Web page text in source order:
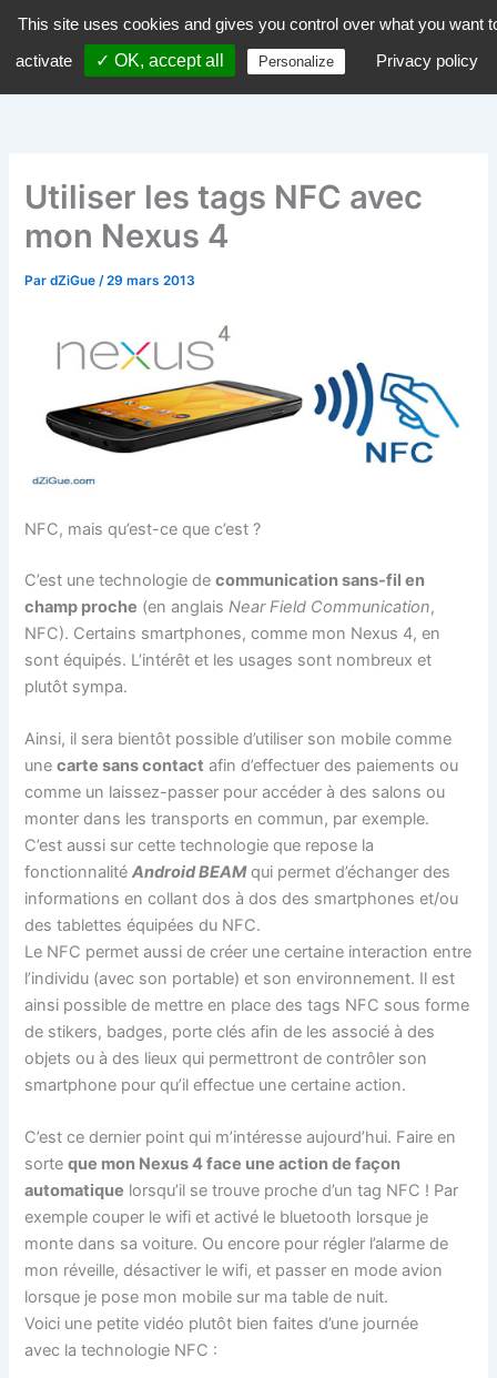
contenu
dZiGue
Utiliser les tags NFC avec
mon Nexus 4
PardZiGue/29 mars 2013
NFC, mais qu’est-ce que c’est ?
C’est une technologie decommunication sans-fil en
champ proche (en anglais Near Field Communication,
NFC). Certains smartphones, comme mon Nexus 4, en
sont équipés. L’intérêt et les usages sont nombreux et
plutôt sympa.
Ainsi, il sera bientôt possible d’utiliser son mobile comme
unecarte sans contact afin d’effectuer des paiements ou
comme un laissez-passer pour accéder à des salons ou
monter dans les transports en commun, par exemple.
C’est aussi sur cette technologie que repose la
fonctionnalitéAndroid BEAMqui permet d’échanger des
informations en collant dos à dos des smartphones et/ou
des tablettes équipées du NFC.
Le NFC permet aussi de créer une certaine interaction entre
l’individu (avec son portable) et son environnement. Il est
ainsi possible de mettre en place des tags NFC sous forme
de stikers, badges, porte clés afin de les associé à des
objets ou à des lieux qui permettront de contrôler son
smartphone pour qu’il effectue une certaine action.
C’est ce dernier point qui m’intéresse aujourd’hui. Faire en
sorteque mon Nexus 4 face une action de façon
automatique lorsqu’il se trouve proche d’un tag NFC ! Par
exemple couper le wifi et activé le bluetooth lorsque je
monte dans sa voiture. Ou encore pour régler l’alarme de
mon réveille, désactiver le wifi, et passer en mode avion
lorsque je pose mon mobile sur ma table de nuit.
Voici une petite vidéo plutôt bien faites d’une journée
avec la technologie NFC :
This site uses cookies and gives you control over what you want
activate
✓ OK, accept all Personalize Privacy policy